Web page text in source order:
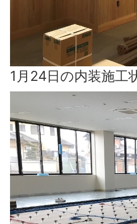
1月24日の内装施工